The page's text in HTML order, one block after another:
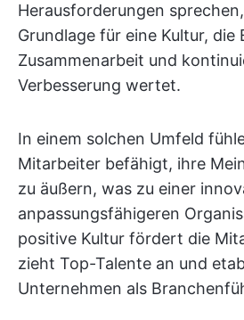
Herausforderungen
Grundlage für eine Kultur, die
Zusammenarbeit und
Verbesserung wertet.
In einem solchen Umfeld
Mitarbeiter befähigt, ihre
zu äußern, was zu einer
anpassungsfähigeren
positive Kultur fördert die
zieht Top-Talente an und
Unternehmen als